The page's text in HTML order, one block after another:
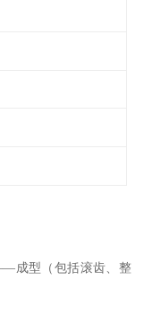
型（包括滚齿、整